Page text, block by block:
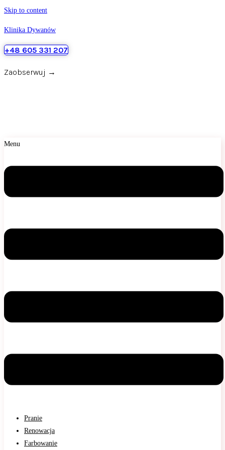
Skip to content
Klinika Dywanów
+48 605 331 207
Zaobserwuj →
Menu
Pranie
Renowacja
Farbowanie